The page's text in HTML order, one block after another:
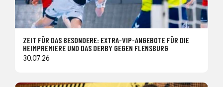
ZEIT FÜR DAS BESONDERE: EXTRA-VIP-ANGEBOTE FÜR DIE
HEIMPREMIERE UND DAS DERBY GEGEN FLENSBURG
30.07.26